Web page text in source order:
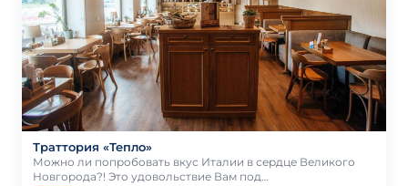
Траттория «Тепло»
Можно ли попробовать вкус Италии в сердце Великого
Новгорода?! Это удовольствие Вам под…